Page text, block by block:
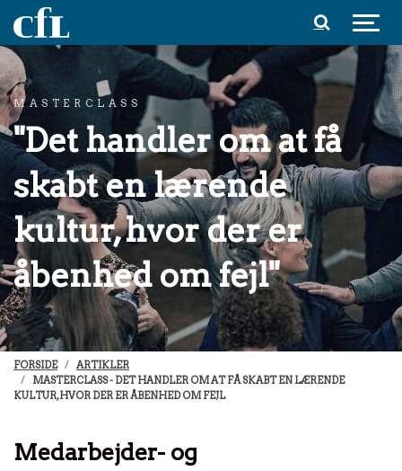
Spring til indhold
MASTERCLASS
"Det handler om at få
skabt en lærende
kultur, hvor der er
åbenhed om fejl"
FORSIDE
ARTIKLER
MASTERCLASS - DET HANDLER OM AT FÅ SKABT EN LÆRENDE
KULTUR, HVOR DER ER ÅBENHED OM FEJL
Medarbejder- og